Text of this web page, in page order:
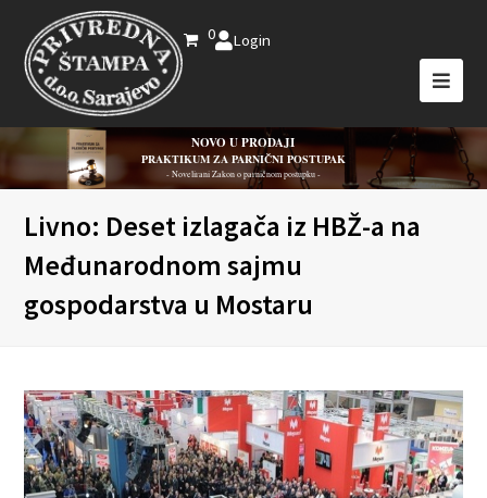
0 Login
NOVO U PRODAJI
PRAKTIKUM ZA PARNIČNI POSTUPAK
- Novelirani Zakon o parničnom postupku -
Livno: Deset izlagača iz HBŽ-a na
Međunarodnom sajmu
gospodarstva u Mostaru